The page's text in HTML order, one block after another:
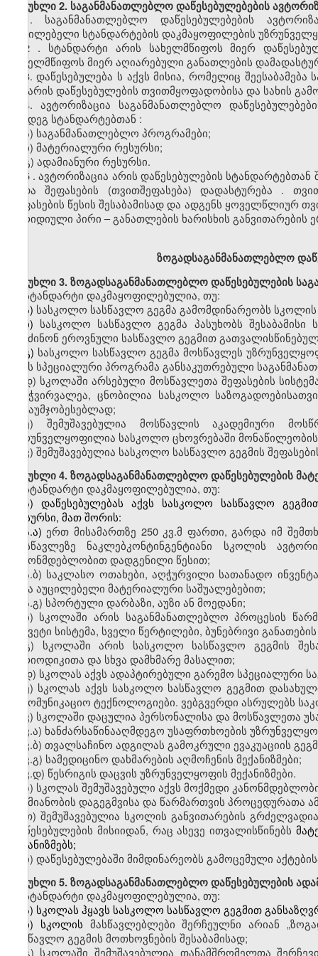
მუხლი2. საგანმანათლებლო დაწესებულებების
1. საგანმანათლებლო დაწესებულებების
აუცილებელი სტანდარტების დაკმაყოფილების
2. სტანდარტი არის სახელმწიფოს მიერ
სახელმწიფოს მიერ აღიარებული განათლების
3. დაწესებულება ს აქვს მისია, რომელიც
და არის დაწესებულების თვითმყოფადობისა და სახის
4. ავტორიზაცია საგანმანათლებლო
შემდეგ სტანდარტებთან :
ა) საგანმანათლებლო პროგრამები;
ბ) მატერიალური რესურსი;
გ) ადამიანური რესურსი.
5.ავტორიზაცია არის დაწესებულების სტანდარტებთან
შიდაშეფასების (თვითშეფასება) დადასტურება .
შეფასების წესის შესაბამისად და ადგენს ყოველწლიურ
იურიდიული პირი –განათლების ხარისხის განვითარების
ზოგადსაგანმანათლებლო
მუხლი3. ზოგადსაგანმანათლებლო დაწესებულების
სტანდარტი დაკმაყოფილებულია, თუ:
ა) სასკოლო სასწავლო გეგმა გამომდინარეობს
ბ) სასკოლო სასწავლო გეგმა პასუხობს
შეიძინონ ეროვნული სასწავლო გეგმით
გ) სასკოლო სასწავლო გეგმა მოსწავლეს
აქვს სპეციალური პროგრამა განსაკუთრებული
დ) სკოლაში არსებული მოსწავლეთა შეფასების
გამჭვირვალეა, ცნობილია სასკოლო
გასაუმჯობესებლად;
ე) შემუშავებულია მოსწავლის აკადემიური
უზრუნველყოფილია სასკოლო ცხოვრებაში
ვ) შემუშავებულია სასკოლო სასწავლო გეგმის
მუხლი4. ზოგადსაგანმანათლებლო დაწესებულების
სტანდარტი დაკმაყოფილებულია, თუ:
ა) დაწესებულებას აქვს სასკოლო სასწავლო
რესურსი, მათ შორის:
ა.ა) ერთ მისამართზე 250 კვ.მ ფართი, გარდა იმ
მოსწავლეზე ნაკლებკონტინგენტიანი სკოლის
კანონმდებლობით დადგენილი წესით;
ა.ბ) საკლასო ოთახები, აღჭურვილი სათანადო
სხვა აუცილებელი მატერიალური საშუალებებით;
ა.გ) სპორტული დარბაზი, აუზი ან მოედანი;
ბ) სკოლაში არის საგანმანათლებლო პროცესის
უწყვეტი სისტემა, სველი წერტილები, ბუნებრივი
გ)
სკოლაში არის სასკოლო სასწავლო გეგმის
პერიოდიკითა და სხვა დამხმარე მასალით;
დ) სკოლას აქვს ადაპტირებული გარემო სპეციალური
ე) სკოლას აქვს სასკოლო სასწავლო გეგმით
საკომუნიკაციო ტექნოლოგიები. ვებგვერდი ასრულებს
ვ) სკოლაში დაცულია პერსონალისა და მოსწავლეთა
ვ.ა) ხანძარსაწინააღმდეგო უსაფრთხოების
ვ.ბ) თვალსაჩინო ადგილას გამოკრული ევაკუაციის
ვ.გ) სამედიცინო დახმარების აღმოჩენის მექანიზმები;
ვ.დ) წესრიგის დაცვის უზრუნველყოფის მექანიზმები.
ზ) სკოლას შემუშავებული აქვს მოქმედი
საქმიანობის დაგეგმვისა და წარმართვის პროცედურათა
თ) შემუშავებულია სკოლის განვითარების
დაწესებულების მისიიდან, რაც ასევე ითვალისწინებს
მექანიზმებს;
ი) დაწესებულებაში მიმდინარეობს გამოცემული
მუხლი5. ზოგადსაგანმანათლებლო დაწესებულების
სტანდარტი დაკმაყოფილებულია, თუ:
ა) სკოლას ჰყავს სასკოლო სასწავლო გეგმით
ბ) სკოლის მასწავლებლები შერჩეულნი არიან
სასწავლო გეგმის მოთხოვნების შესაბამისად;
გ) სკოლაში შემუშავებულია თანამშრომელთა